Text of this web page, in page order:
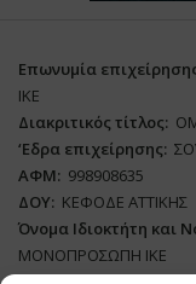
Επωνυμία
ΙΚΕ
Διακριτικός τίτλος:
‘Eδρα επιχείρησης:
ΑΦΜ: 998908635
ΔΟΥ: ΚΕΦΟΔΕ ΑΤΤΙΚΗΣ
Όνομα Ιδιοκτήτη και
ΜΟΝΟΠΡΟΣΩΠΗ ΙΚΕ